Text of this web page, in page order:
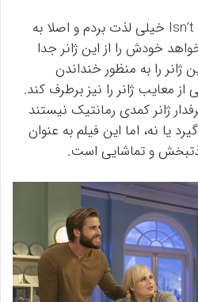
من از تماشای Isn’t It Romantic خیلی لذت بردم و اصلا به
خودش را از این ژانر جدا
ژانر را به منظور خنداندن
معایب ژانر را نیز برطرف کند.
ژانر کمدی رمانتیک نیستند
یا نه، اما این فیلم به عنوان
و تماشایی است.